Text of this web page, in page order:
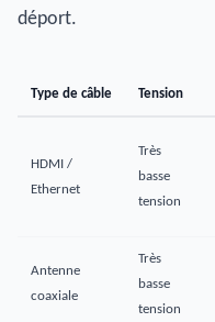
déport.
Type de câble Tension
HDMI /
Ethernet
Très
basse
tension
Antenne
coaxiale
Très
basse
tension